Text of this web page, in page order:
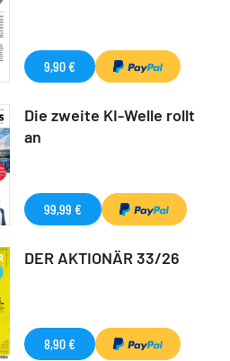
9,90 €
Die zweite KI-Welle rollt
an
99,99 €
DER AKTIONÄR 33/26
8,90 €